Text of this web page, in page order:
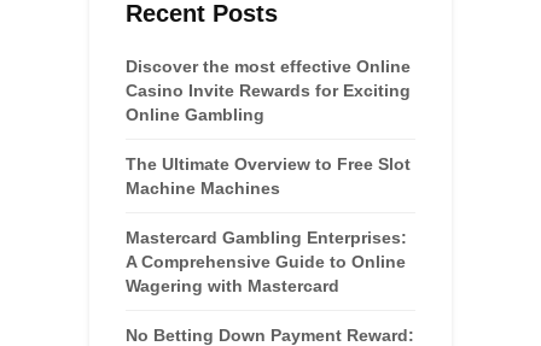
Recent Posts
Discover the most effective Online
Casino Invite Rewards for Exciting
Online Gambling
The Ultimate Overview to Free Slot
Machine Machines
Mastercard Gambling Enterprises:
A Comprehensive Guide to Online
Wagering with Mastercard
No Betting Down Payment Reward: